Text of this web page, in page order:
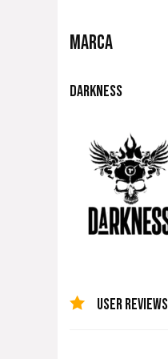
MARCA
DARKNESS
USER REVIEWS